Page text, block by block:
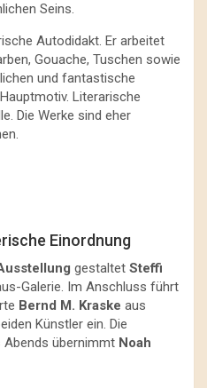
Seins.
Autodidakt. Er arbeitet
Gouache, Tuschen sowie
und fantastische
Literarische
Die Werke sind eher
Einordnung
gestaltet Steffi
Galerie. Im Anschluss führt
Bernd M. Kraske aus
Künstler ein. Die
Abends übernimmt Noah